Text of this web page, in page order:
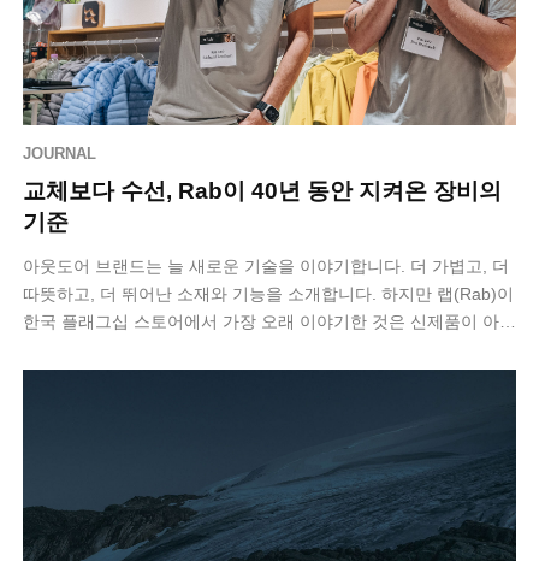
JOURNAL
교체보다 수선, Rab이 40년 동안 지켜온 장비의
기준
아웃도어 브랜드는 늘 새로운 기술을 이야기합니다. 더 가볍고, 더
따뜻하고, 더 뛰어난 소재와 기능을 소개합니다. 하지만 랩(Rab)이
한국 플래그십 스토어에서 가장 오래 이야기한 것은 신제품이 아니